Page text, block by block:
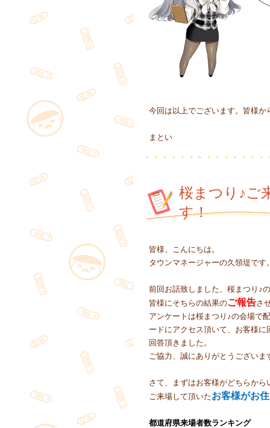
今回は以上でございます。皆様
まとい
桜まつり♪ご
す！
皆様、こんにちは。
タウンマネージャーの久領堤です
前回お話致しました、桜まつり♪
皆様にそちらの結果のご報告さ
アンケートは桜まつり♪の会場で
ードにアクセス頂いて、お客様
回答頂きました。
ご協力、誠にありがとうございま
さて、まずはお客様がどちらから
ご来場して頂いたお客様がお
都道府県来場者数ランキング